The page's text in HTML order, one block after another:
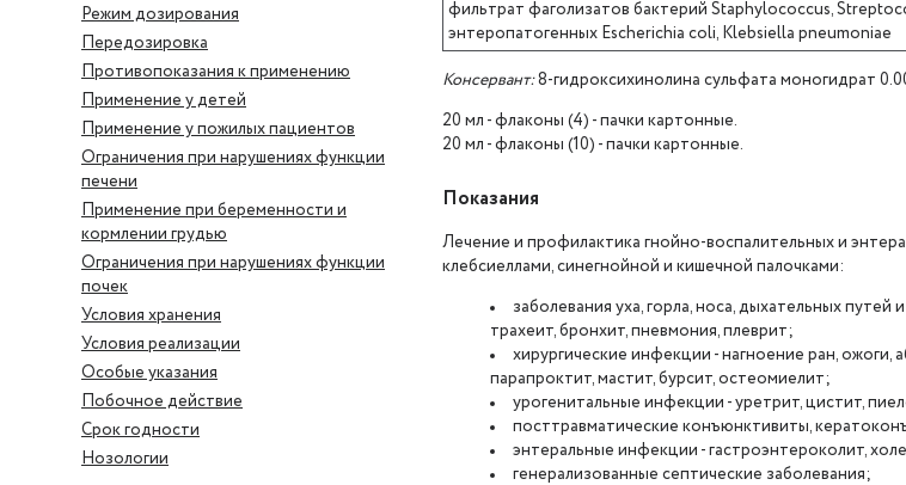
Режим дозирования
Передозировка
Противопоказания к применению
Применение у детей
Применение у пожилых пациентов
Ограничения при нарушениях функции
печени
Применение при беременности и
кормлении грудью
Ограничения при нарушениях функции
почек
Условия хранения
Условия реализации
Особые указания
Побочное действие
Срок годности
Нозологии
фильтрат фаголизатов бактерий Staphylococcus,
энтеропатогенных Escherichia coli, Klebsiella pneumoniae
Консервант:8-гидроксихинолина сульфата моногидрат
20 мл - флаконы (4) - пачки картонные.
20 мл - флаконы (10) - пачки картонные.
Показания
Лечение и профилактика гнойно-воспалительных и
клебсиеллами, синегнойной и кишечной палочками:
заболевания уха, горла, носа, дыхательных путей
трахеит, бронхит, пневмония, плеврит;
хирургические инфекции - нагноение ран, ожоги,
парапроктит, мастит, бурсит, остеомиелит;
урогенитальные инфекции - уретрит, цистит,
посттравматические конъюнктивиты,
энтеральные инфекции - гастроэнтероколит,
генерализованные септические заболевания;